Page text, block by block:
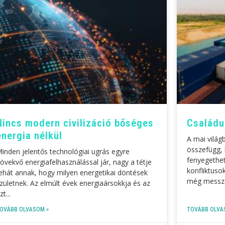
modern civilizáció bőséges
nélkül
jelentős technológiai ugrás egyre
energiafelhasználással jár, nagy a tétje
annak, hogy milyen energetikai döntések
Az elmúlt évek energiaársokkja és az
OLVASOM »
A mai
összefügg,
még
TOVÁBB